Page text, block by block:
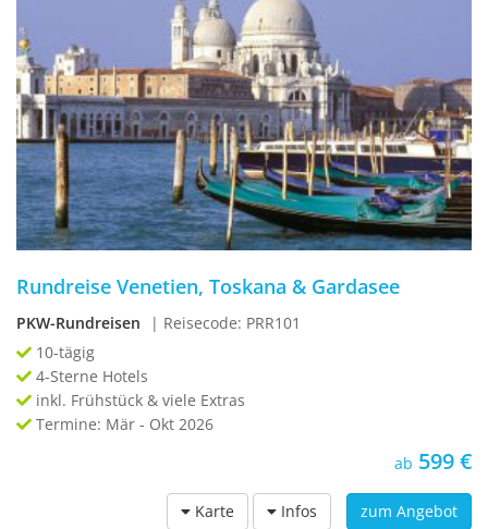
Rundreise Venetien, Toskana & Gardasee
PKW-Rundreisen
| Reisecode: PRR101
10-tägig
4-Sterne Hotels
inkl. Frühstück & viele Extras
Termine: Mär - Okt 2026
ab 599 €
Karte Infos zum Angebot